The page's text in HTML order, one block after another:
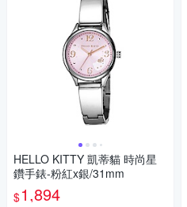
HELLO KITTY 凱蒂貓 時尚星
鑽手錶-粉紅x銀/31mm
$1,894